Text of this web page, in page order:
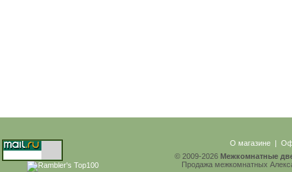
О магазине |
© 2009-2026 Межкомнатные
Продажа межкомнатных